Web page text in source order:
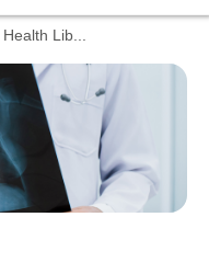
Health Lib